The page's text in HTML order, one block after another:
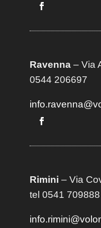
Ravenna– Via
0544 206697
Rimini – Via
tel 0541